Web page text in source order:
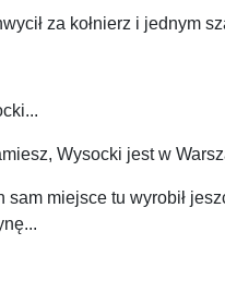
za kołnierz i jednym
Wysocki jest w
miejsce tu wyrobił